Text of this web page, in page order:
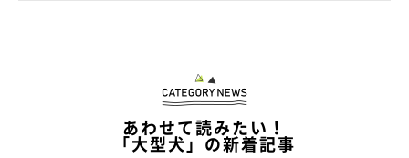
あわせて読みたい！
「大型犬」の新着記事